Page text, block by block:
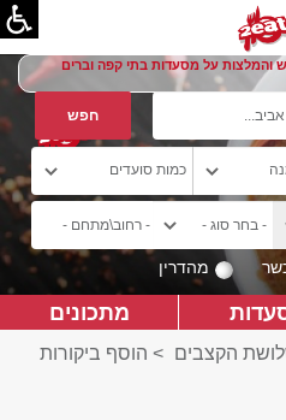
והמלצות על מסעדות בתי קפה וברים
מהדרין
מתכונים
הקצבים > הוסף ביקורות